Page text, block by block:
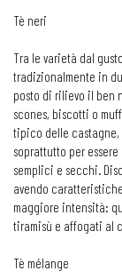
Tè neri
Tra le varietà dal
tradizionalmente in
posto di rilievo il ben
scones, biscotti o
tipico delle castagne,
soprattutto per
semplici e secchi.
avendo
maggiore intensità:
tiramisù e affogati al
Tè mélange